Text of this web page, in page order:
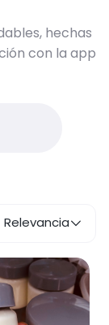
hechas
con la app
Relevancia